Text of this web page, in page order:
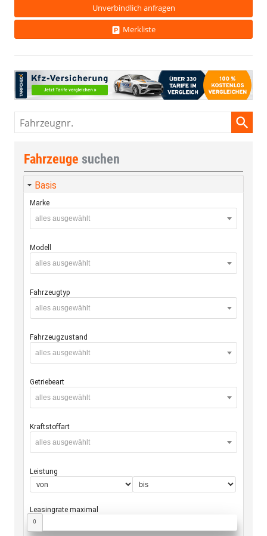
Unverbindlich anfragen
Merkliste
Fahrzeugnr.
Fahrzeuge suchen
Basis
Marke
alles ausgewählt
Modell
alles ausgewählt
Fahrzeugtyp
alles ausgewählt
Fahrzeugzustand
alles ausgewählt
Getriebeart
alles ausgewählt
Kraftstoffart
alles ausgewählt
Leistung
Leasingrate maximal
0